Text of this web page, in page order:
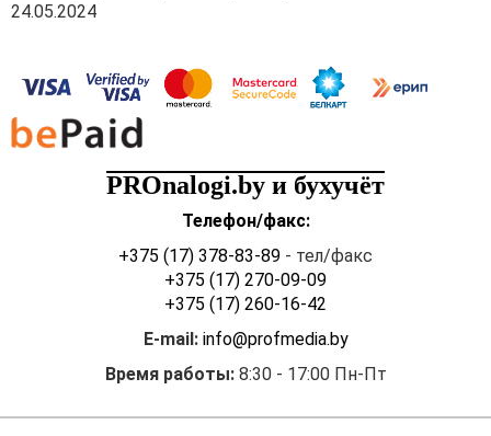
24.05.2024
PROnalogi.by и бухучёт
Телефон/факс:
+375 (17) 378-83-89 - тел/факс
+375 (17) 270-09-09
+375 (17) 260-16-42
E-mail: info@profmedia.by
Время работы:8:30 - 17:00 Пн-Пт